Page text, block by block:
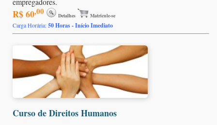
R$ 60,00 Detalhes Matricule-se
Carga Horária:50 Horas - Início Imediato
Curso de Direitos Humanos